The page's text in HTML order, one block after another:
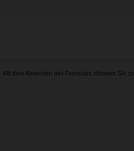
Mit dem Absenden des Formulars stimmen Sie zu